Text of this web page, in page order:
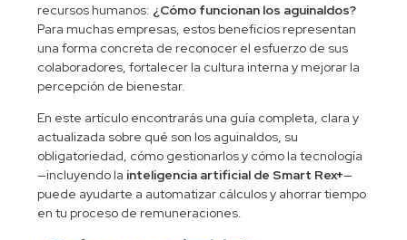
recursos humanos: ¿Cómo funcionan los aguinaldos?
Para muchas empresas, estos beneficios representan
una forma concreta de reconocer el esfuerzo de sus
colaboradores, fortalecer la cultura interna y mejorar la
percepción de bienestar.
En este artículo encontrarás una guía completa, clara y
actualizada sobre qué son los aguinaldos, su
obligatoriedad, cómo gestionarlos y cómo la tecnología
—incluyendo la inteligencia artificial de Smart Rex+—
puede ayudarte a automatizar cálculos y ahorrar tiempo
en tu proceso de remuneraciones.